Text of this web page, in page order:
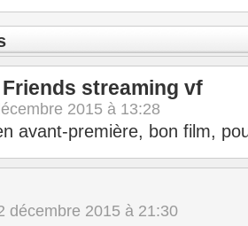
streaming vf
2015 à 13:28
avant-première, bon film,
décembre 2015 à 21:30